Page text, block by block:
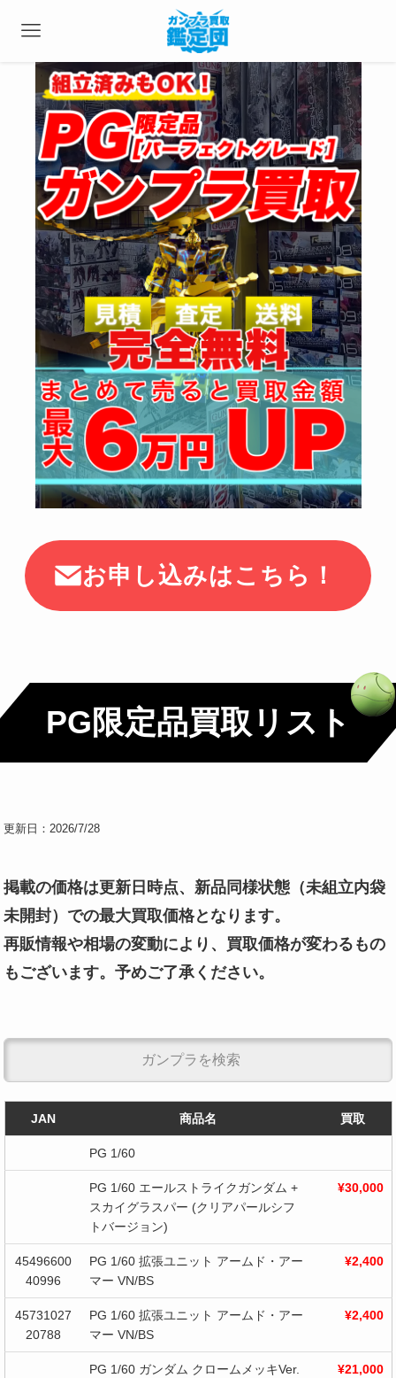
お申し込みはこちら！
PG限定品買取リスト
更新日：2026/7/28
掲載の価格は更新日時点、新品同様状態（未組立内袋
未開封）での最大買取価格となります。
再販情報や相場の変動により、買取価格が変わるもの
もございます。予めご了承ください。
JAN 商品名 買取
PG 1/60
PG 1/60 エールストライクガンダム +
スカイグラスパー (クリアパールシフ
トバージョン)
¥30,000
45496600
40996
PG 1/60 拡張ユニット アームド・アー
マー VN/BS
¥2,400
45731027
20788
PG 1/60 拡張ユニット アームド・アー
マー VN/BS
¥2,400
PG 1/60 ガンダム クロームメッキVer. ¥21,000